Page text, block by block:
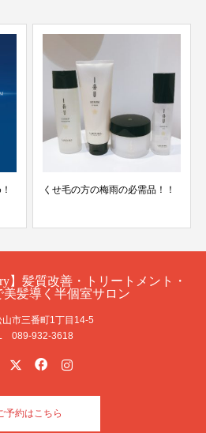
くせ毛の方の梅雨の必需品！！
山市三番町1丁目14-5
089-932-3618
予約はこちら